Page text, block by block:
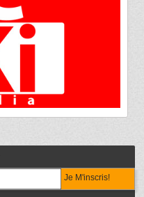
Je M'inscris!